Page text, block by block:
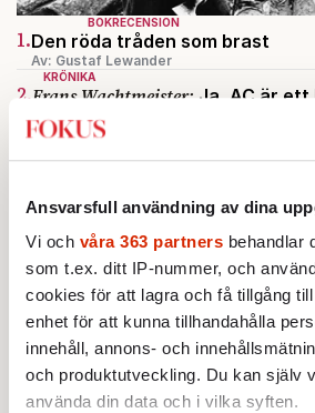
Ansvarsfull användning av dina
Vi och våra 363 partners behandlar
som t.ex. ditt IP-nummer, och
cookies för att lagra och få tillgång
enhet för att kunna tillhandahålla
innehåll, annons- och
och produktutveckling. Du kan själv
använda din data och i vilka syften.
BOKRECENSION
1.Den röda tråden som brast
Av: Gustaf Lewander
KRÖNIKA
2.Frans Wachtmeister: Ja, AC är
franska civilisationen
STICKET
3.Bitte Assarmo:Sagan om den
KRÖNIKA
4.
På
alla om att vara arbetarklass
INRIKES
5. Vattenbristen är här – men var
ut
Av: Susanne Gäre
KRÖNIKA
6. Sakine Madon:
Efter
vänstern för Agnes Wold